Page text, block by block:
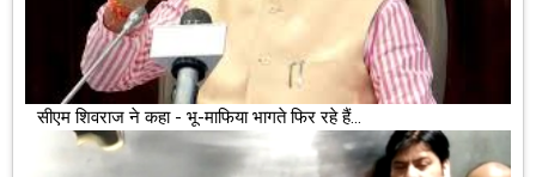
सीएम शिवराज ने कहा - भू-माफिया भागते फिर रहे हैं...